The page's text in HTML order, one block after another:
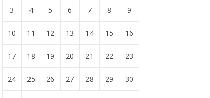
3 4 5 6 7 8 9
10 11 12 13 14 15 16
17 18 19 20 21 22 23
24 25 26 27 28 29 30